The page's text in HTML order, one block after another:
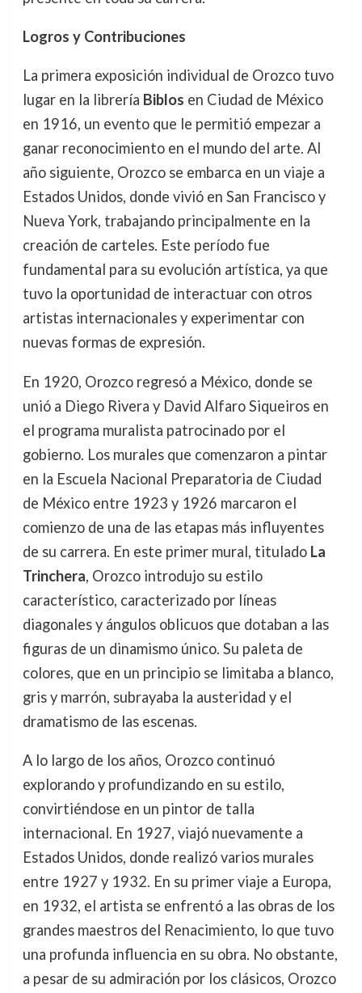
Logros y Contribuciones
La primera exposición individual de Orozco tuvo
lugar en la librería Biblos en Ciudad de México
en 1916, un evento que le permitió empezar a
ganar reconocimiento en el mundo del arte. Al
año siguiente, Orozco se embarca en un viaje a
Estados Unidos, donde vivió en San Francisco y
Nueva York, trabajando principalmente en la
creación de carteles. Este período fue
fundamental para su evolución artística, ya que
tuvo la oportunidad de interactuar con otros
artistas internacionales y experimentar con
nuevas formas de expresión.
En 1920, Orozco regresó a México, donde se
unió a Diego Rivera y David Alfaro Siqueiros en
el programa muralista patrocinado por el
gobierno. Los murales que comenzaron a pintar
en la Escuela Nacional Preparatoria de Ciudad
de México entre 1923 y 1926 marcaron el
comienzo de una de las etapas más influyentes
de su carrera. En este primer mural, titulado La
Trinchera, Orozco introdujo su estilo
característico, caracterizado por líneas
diagonales y ángulos oblicuos que dotaban a las
figuras de un dinamismo único. Su paleta de
colores, que en un principio se limitaba a blanco,
gris y marrón, subrayaba la austeridad y el
dramatismo de las escenas.
A lo largo de los años, Orozco continuó
explorando y profundizando en su estilo,
convirtiéndose en un pintor de talla
internacional. En 1927, viajó nuevamente a
Estados Unidos, donde realizó varios murales
entre 1927 y 1932. En su primer viaje a Europa,
en 1932, el artista se enfrentó a las obras de los
grandes maestros del Renacimiento, lo que tuvo
una profunda influencia en su obra. No obstante,
a pesar de su admiración por los clásicos, Orozco